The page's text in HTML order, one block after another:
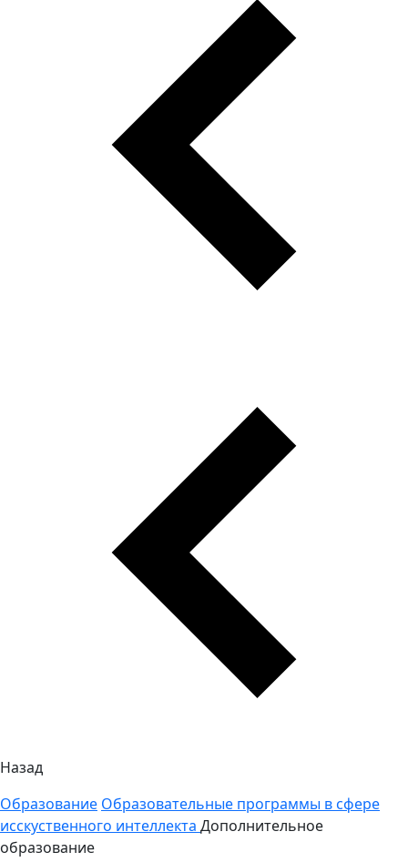
Назад
Образование Образовательные программы в сфере
исскуственного интеллекта Дополнительное
образование